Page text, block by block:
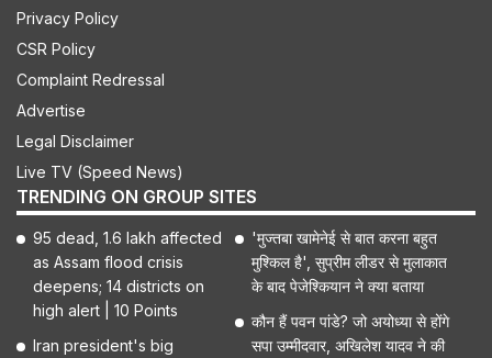
Privacy Policy
CSR Policy
Complaint Redressal
Advertise
Legal Disclaimer
Live TV (Speed News)
TRENDING ON GROUP SITES
95 dead, 1.6 lakh affected
as Assam flood crisis
deepens; 14 districts on
high alert | 10 Points
Iran president's big
'मुज्तबा खामेनेई से बात करना बहुत
मुश्किल है', सुप्रीम लीडर से मुलाकात
के बाद पेजेश्कियान ने क्या बताया
कौन हैं पवन पांडे? जो अयोध्या से होंगे
सपा उम्मीदवार, अखिलेश यादव ने की